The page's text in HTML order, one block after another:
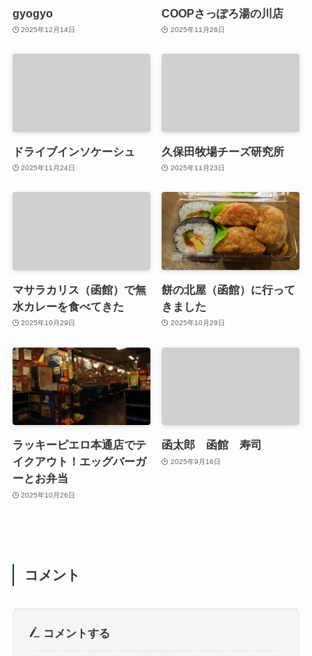
gyogyo
2025年12月14日
COOPさっぽろ湯の川店
2025年11月26日
ドライブインソケーシュ
2025年11月24日
久保田牧場チーズ研究所
2025年11月23日
マサラカリス（函館）で無
水カレーを食べてきた
2025年10月29日
餅の北屋（函館）に行って
きました
2025年10月29日
ラッキーピエロ本通店でテ
イクアウト！エッグバーガ
ーとお弁当
2025年10月26日
函太郎 函館 寿司
2025年9月16日
コメント
コメントする